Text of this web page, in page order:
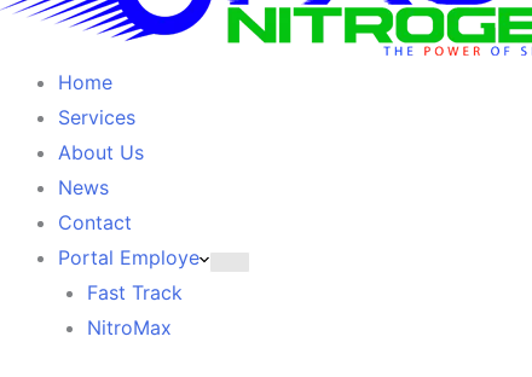
Home
Services
About Us
News
Contact
Portal Employe
Fast Track
NitroMax